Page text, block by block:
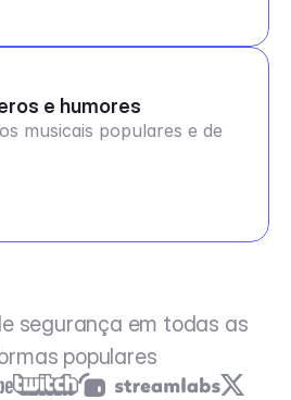
e humores
musicais populares e de
segurança em todas as
populares